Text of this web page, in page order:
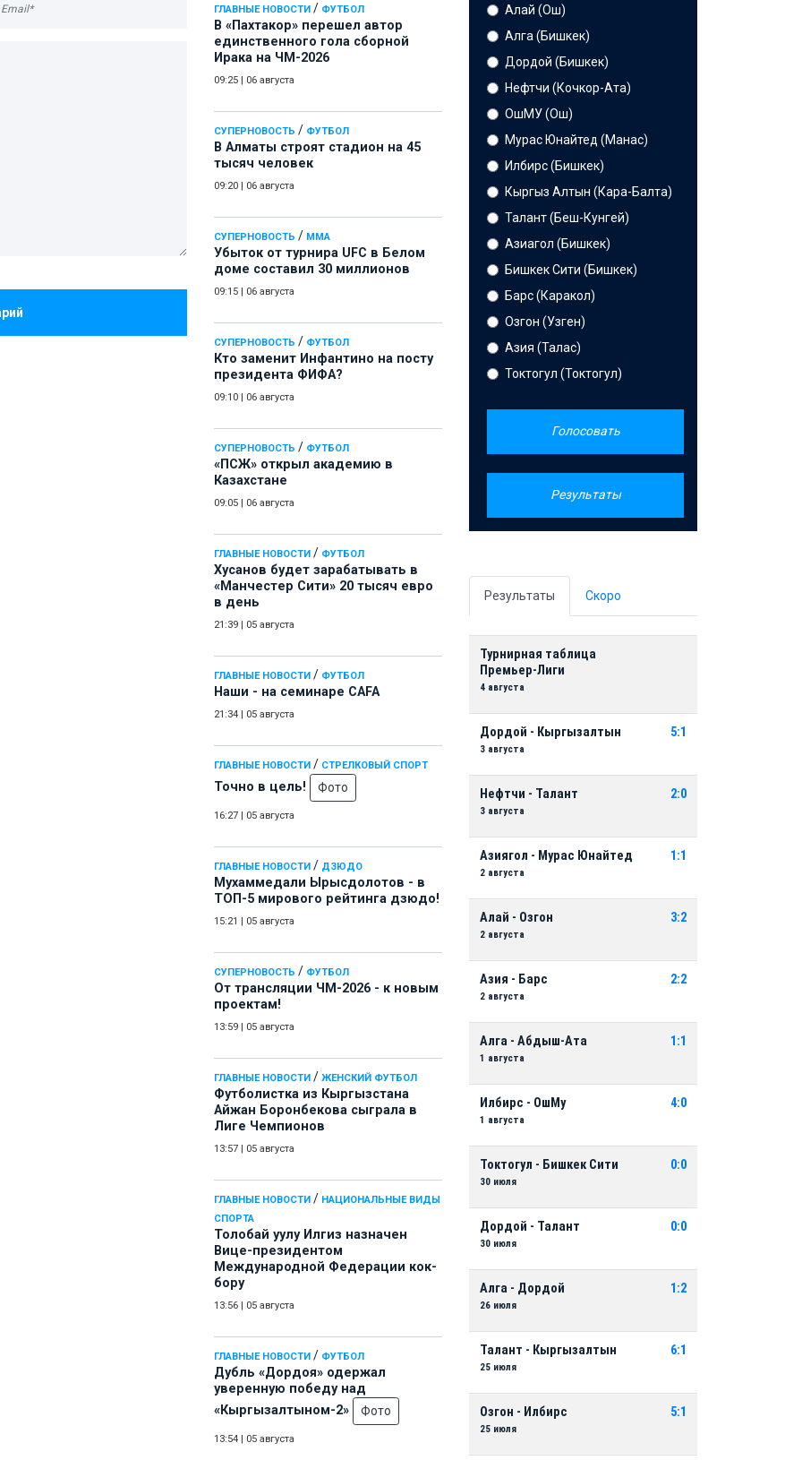
ГЛАВНЫЕ НОВОСТИ / ФУТБОЛ
В «Пахтакор» перешел автор
единственного гола сборной
Ирака на ЧМ-2026
09:25 06 августа
СУПЕРНОВОСТЬ / ФУТБОЛ
В Алматы строят стадион на 45
тысяч человек
09:20 06 августа
СУПЕРНОВОСТЬ / ММА
Убыток от турнира UFC в Белом
доме составил 30 миллионов
09:15 06 августа
СУПЕРНОВОСТЬ / ФУТБОЛ
Кто заменит Инфантино на посту
президента ФИФА?
09:10 06 августа
СУПЕРНОВОСТЬ / ФУТБОЛ
«ПСЖ» открыл академию в
Казахстане
09:05 06 августа
ГЛАВНЫЕ НОВОСТИ / ФУТБОЛ
Хусанов будет зарабатывать в
«Манчестер Сити» 20 тысяч евро
в день
21:39 05 августа
ГЛАВНЫЕ НОВОСТИ / ФУТБОЛ
Наши - на семинаре СAFA
21:34 05 августа
ГЛАВНЫЕ НОВОСТИ / СТРЕЛКОВЫЙ СПОРТ
Точно в цель! Фото
16:27 05 августа
ГЛАВНЫЕ НОВОСТИ / ДЗЮДО
Мухаммедали Ырысдолотов - в
ТОП-5 мирового рейтинга дзюдо!
15:21 05 августа
СУПЕРНОВОСТЬ / ФУТБОЛ
От трансляции ЧМ-2026 - к новым
проектам!
13:59 05 августа
ГЛАВНЫЕ НОВОСТИ / ЖЕНСКИЙ ФУТБОЛ
Футболистка из Кыргызстана
Айжан Боронбекова сыграла в
Лиге Чемпионов
13:57 05 августа
ГЛАВНЫЕ НОВОСТИ / НАЦИОНАЛЬНЫЕ ВИДЫ
СПОРТА
Толобай уулу Илгиз назначен
Вице-президентом
Международной Федерации кок-
бору
13:56 05 августа
ГЛАВНЫЕ НОВОСТИ / ФУТБОЛ
Дубль «Дордоя» одержал
уверенную победу над
«Кыргызалтыном-2»
Фото
13:54 05 августа
Алай (Ош)
Алга (Бишкек)
Дордой (Бишкек)
Нефтчи (Кочкор-Ата)
ОшМУ (Ош)
Мурас Юнайтед (Манас)
Илбирс (Бишкек)
Кыргыз Алтын (Кара-Балта)
Талант (Беш-Кунгей)
Азиагол (Бишкек)
Бишкек Сити (Бишкек)
Барс (Каракол)
Озгон (Узген)
Азия (Талас)
Токтогул (Токтогул)
Голосовать
Результаты
Результаты Скоро
Турнирная таблица
Премьер-Лиги
4 августа
Дордой - Кыргызалтын
3 августа
5:1
Нефтчи - Талант
3 августа
2:0
Азиягол - Мурас Юнайтед
2 августа
1:1
Алай - Озгон
2 августа
3:2
Азия - Барс
2 августа
2:2
Алга - Абдыш-Ата
1 августа
1:1
Илбирс - ОшМу
1 августа
4:0
Токтогул - Бишкек Сити
30 июля
0:0
Дордой - Талант
30 июля
0:0
Алга - Дордой
26 июля
1:2
Талант - Кыргызалтын
25 июля
6:1
Озгон - Илбирс
25 июля
5:1